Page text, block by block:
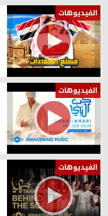
الفيديوهات
الفيديوهات
الفيديوهات